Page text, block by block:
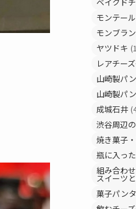
モンテール
モンブラ
ヤツドキ
レアチー
山崎製パン
山崎製パ
成城石井
渋谷周辺
焼き菓子
瓶に入っ
組み合わ
スイーツ
菓子パン